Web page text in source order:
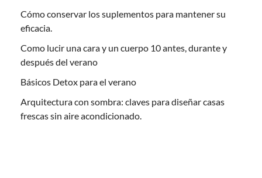
Cómo conservar los suplementos para mantener su
eficacia.
Como lucir una cara y un cuerpo 10 antes, durante y
después del verano
Básicos Detox para el verano
Arquitectura con sombra: claves para diseñar casas
frescas sin aire acondicionado.